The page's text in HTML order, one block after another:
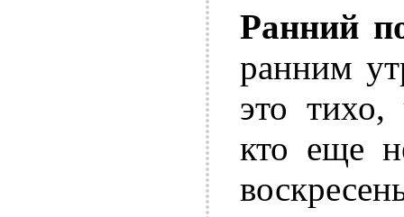
Ранний
ранним
это тихо,
кто еще